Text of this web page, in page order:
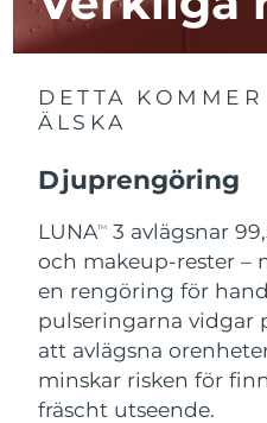
DETTA
ÄLSKA
Djuprengöring
LUNATM
3 avlägsnar
och makeup-rester –
en rengöring för
pulseringarna vidgar
att avlägsna
minskar risken för
fräscht utseende.
Macao SAR
Malaysia
Malta
Mexiko
Nederländerna
Nya Zeeland